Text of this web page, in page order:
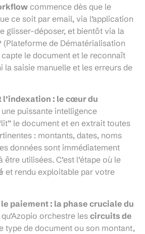
commence dès que le
ce soit par email, via l’application
glisser-déposer, et bientôt via la
(Plateforme de Dématérialisation
le document et le reconnaît
la saisie manuelle et les erreurs de
: le cœur du
puissante intelligence
le document et en extrait toutes
: montants, dates, noms
données sont immédiatement
utilisées. C’est l’étape où le
et rendu exploitable par votre
paiement : la phase cruciale du
qu’Azopio orchestre les circuits de
type de document ou son montant,